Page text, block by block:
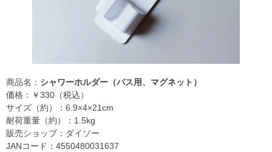
商品名： シャワーホルダー（バス用、マグネット）
価格：￥330（税込）
サイズ（約）：6.9×4×21cm
耐荷重量（約）：1.5kg
販売ショップ：ダイソー
JANコード：4550480031637